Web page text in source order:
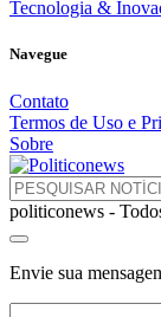
Tecnologia &
Navegue
Contato
Termos de Uso e
Sobre
politiconews -
Envie sua